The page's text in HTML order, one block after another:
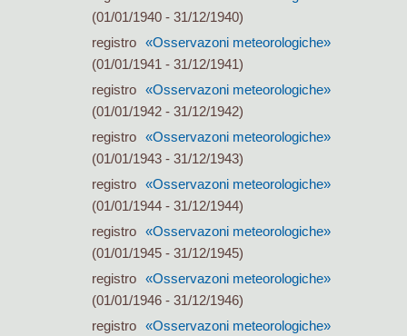
(01/01/1940 - 31/12/1940)
registro «Osservazoni meteorologiche»
(01/01/1941 - 31/12/1941)
registro «Osservazoni meteorologiche»
(01/01/1942 - 31/12/1942)
registro «Osservazoni meteorologiche»
(01/01/1943 - 31/12/1943)
registro «Osservazoni meteorologiche»
(01/01/1944 - 31/12/1944)
registro «Osservazoni meteorologiche»
(01/01/1945 - 31/12/1945)
registro «Osservazoni meteorologiche»
(01/01/1946 - 31/12/1946)
registro «Osservazoni meteorologiche»